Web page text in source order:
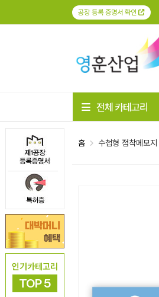
공장 등록 증명서 확인
인기카테고리
TOP 5
전체 카테고리
홈 수첩형 점착메모지